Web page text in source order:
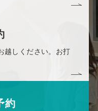
越しください。お打
約